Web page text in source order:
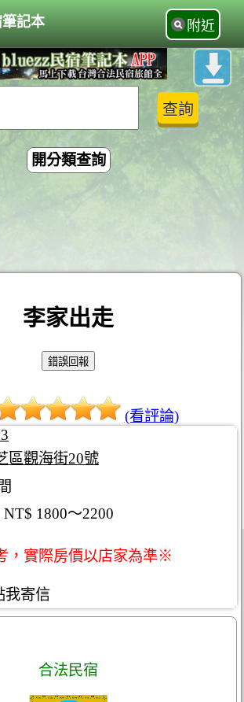
記本 附近
開分類查詢
李家出走
(看評論)
區觀海街20號
1800～2200
，實際房價以店家為準※
我寄信
合法民宿